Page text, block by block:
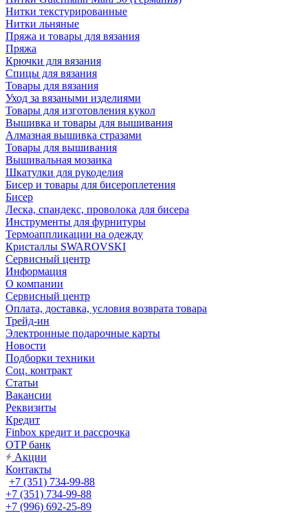
Нитки текстурированные
Нитки льняные
Пряжа и товары для вязания
Пряжа
Крючки для вязания
Спицы для вязания
Товары для вязания
Уход за вязаными изделиями
Товары для изготовления кукол
Вышивка и товары для вышивания
Алмазная вышивка стразами
Товары для вышивания
Вышивальная мозаика
Шкатулки для рукоделия
Бисер и товары для бисероплетения
Бисер
Леска, спандекс, проволока для бисера
Инструменты для фурнитуры
Термоаппликации на одежду
Кристаллы SWAROVSKI
Сервисный центр
Информация
О компании
Сервисный центр
Оплата, доставка, условия возврата товара
Трейд-ин
Электронные подарочные карты
Новости
Подборки техники
Соц. контракт
Статьи
Вакансии
Реквизиты
Кредит
Finbox кредит и рассрочка
OTP банк
Акции
Контакты
+7 (351) 734-99-88
+7 (351) 734-99-88
+7 (996) 692-25-89